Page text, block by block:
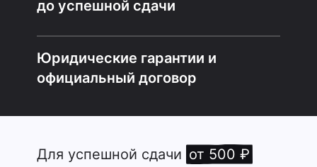
до успешной сдачи
Юридические гарантии и
официальный договор
Для успешной сдачи от 500 ₽